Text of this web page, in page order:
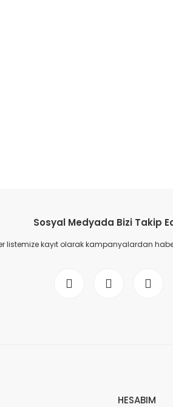
Sosyal Medyada Bizi Takip
listemize kayıt olarak kampanyalardan
HESABIM